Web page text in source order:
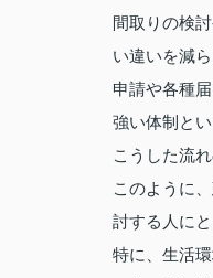
間取りの検
い違いを減
申請や各種
強い体制とい
こうした流
このように
討する人に
特に、生活